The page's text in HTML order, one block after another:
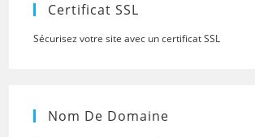
Certificat SSL
Sécurisez votre site avec un certificat SSL
Nom De Domaine